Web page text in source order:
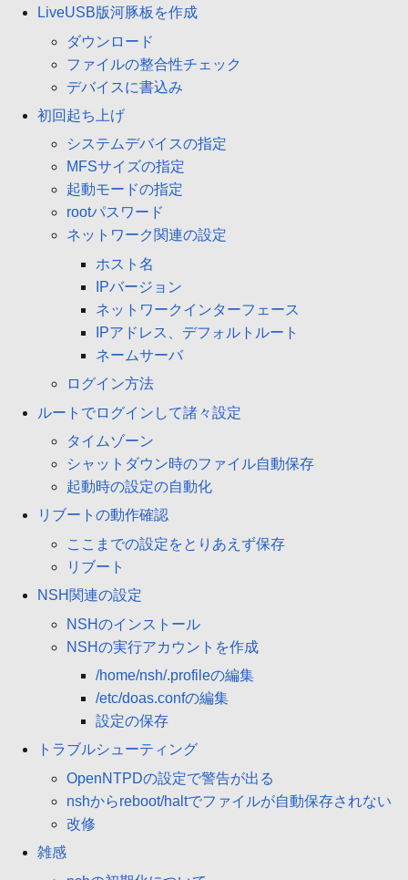
LiveUSB版河豚板を作成
ダウンロード
ファイルの整合性チェック
デバイスに書込み
初回起ち上げ
システムデバイスの指定
MFSサイズの指定
起動モードの指定
rootパスワード
ネットワーク関連の設定
ホスト名
IPバージョン
ネットワークインターフェース
IPアドレス、デフォルトルート
ネームサーバ
ログイン方法
ルートでログインして諸々設定
タイムゾーン
シャットダウン時のファイル自動保存
起動時の設定の自動化
リブートの動作確認
ここまでの設定をとりあえず保存
リブート
NSH関連の設定
NSHのインストール
NSHの実行アカウントを作成
/home/nsh/.profileの編集
/etc/doas.confの編集
設定の保存
トラブルシューティング
OpenNTPDの設定で警告が出る
nshからreboot/haltでファイルが自動保存されない
改修
雑感